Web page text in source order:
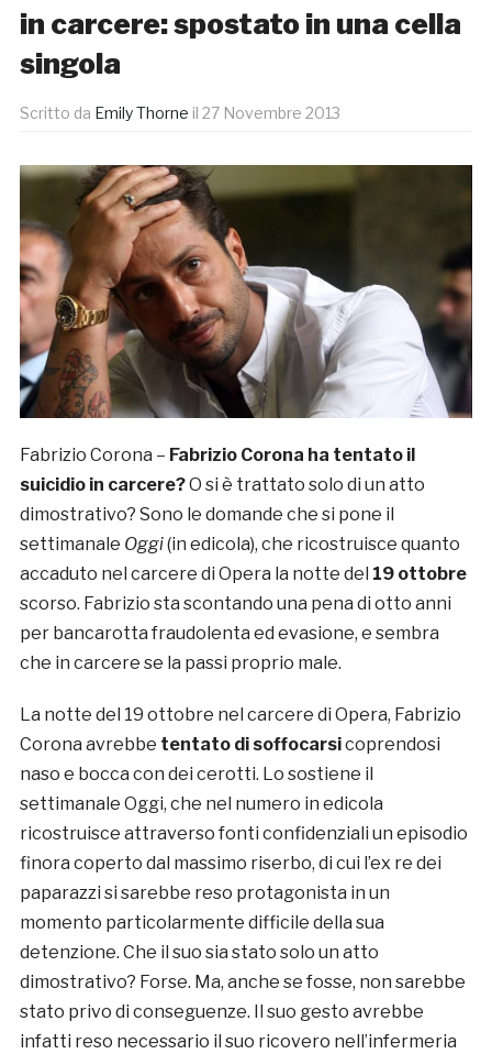
in carcere: spostato in una cella
singola
Scritto da Emily Thorne il 27 Novembre 2013
Fabrizio Corona – Fabrizio Corona ha tentato il
suicidio in carcere?O si è trattato solo di un atto
dimostrativo? Sono le domande che si pone il
settimanale Oggi(in edicola), che ricostruisce quanto
accaduto nel carcere di Opera la notte del 19 ottobre
scorso. Fabrizio sta scontando una pena di otto anni
per bancarotta fraudolenta ed evasione, e sembra
che in carcere se la passi proprio male.
La notte del 19 ottobre nel carcere di Opera, Fabrizio
Corona avrebbe tentato di soffocarsicoprendosi
naso e bocca con dei cerotti. Lo sostiene il
settimanale Oggi, che nel numero in edicola
ricostruisce attraverso fonti confidenziali un episodio
finora coperto dal massimo riserbo, di cui l’ex re dei
paparazzi si sarebbe reso protagonista in un
momento particolarmente difficile della sua
detenzione. Che il suo sia stato solo un atto
dimostrativo? Forse. Ma, anche se fosse, non sarebbe
stato privo di conseguenze. Il suo gesto avrebbe
infatti reso necessario il suo ricovero nell’infermeria